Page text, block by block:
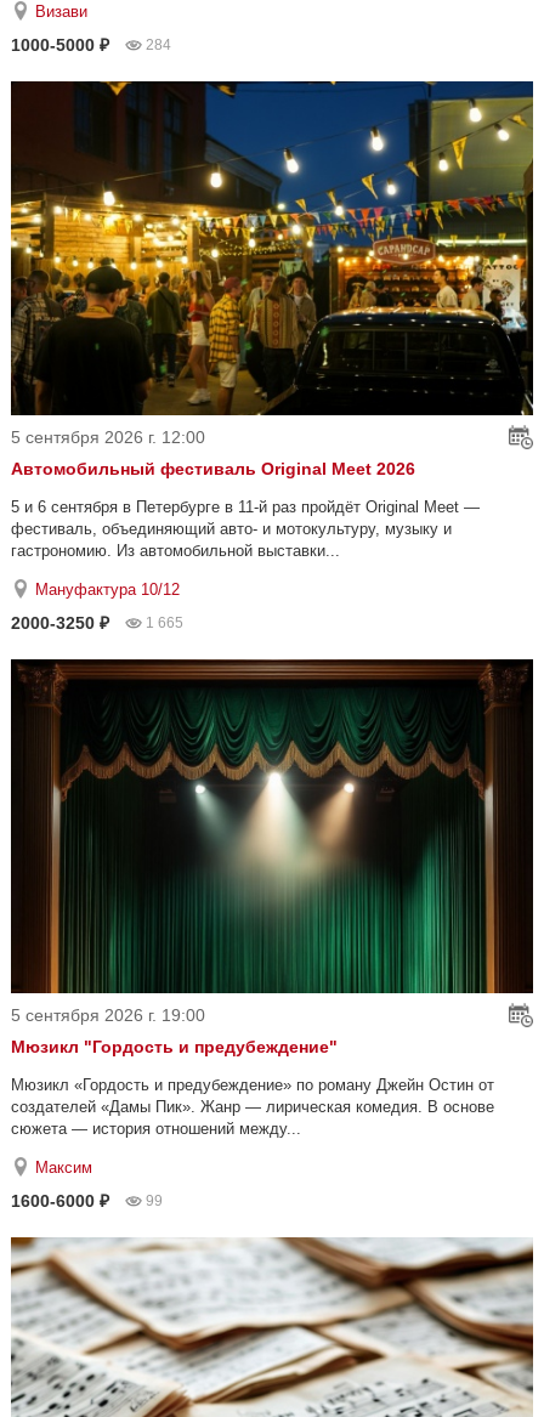
Визави
1000-5000 ₽ 284
5 сентября 2026 г. 12:00
Автомобильный фестиваль Original Meet 2026
5 и 6 сентября в Петербурге в 11-й раз пройдёт Original Meet —
фестиваль, объединяющий авто- и мотокультуру, музыку и
гастрономию. Из автомобильной выставки...
Мануфактура 10/12
2000-3250 ₽ 1 665
5 сентября 2026 г. 19:00
Мюзикл "Гордость и предубеждение"
Мюзикл «Гордость и предубеждение» по роману Джейн Остин от
создателей «Дамы Пик». Жанр — лирическая комедия. В основе
сюжета — история отношений между...
Максим
1600-6000 ₽ 99